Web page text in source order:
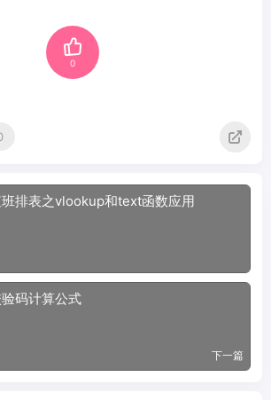
0
排表之vlookup和text函数应用
码计算公式
下一篇